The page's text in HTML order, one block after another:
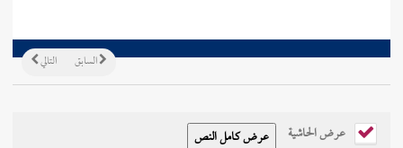
التالي السابق
عرض الحاشية